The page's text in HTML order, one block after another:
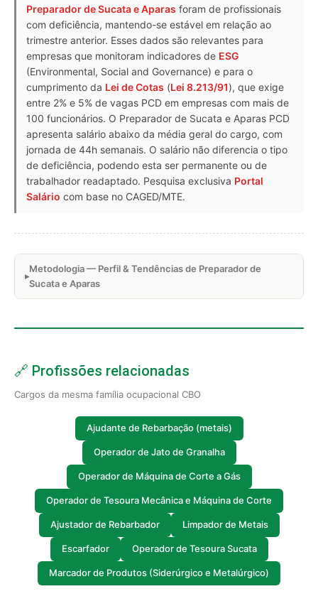
Preparador de Sucata e Aparas foram de profissionais
com deficiência, mantendo-se estável em relação ao
trimestre anterior. Esses dados são relevantes para
empresas que monitoram indicadores de ESG
(Environmental, Social and Governance) e para o
cumprimento da Lei de Cotas (Lei 8.213/91), que exige
entre 2% e 5% de vagas PCD em empresas com mais de
100 funcionários. O Preparador de Sucata e Aparas PCD
apresenta salário abaixo da média geral do cargo, com
jornada de 44h semanais. O salário não diferencia o tipo
de deficiência, podendo esta ser permanente ou de
trabalhador readaptado. Pesquisa exclusiva Portal
Salário com base no CAGED/MTE.
Metodologia — Perfil & Tendências de Preparador de
Sucata e Aparas
🔗 Profissões relacionadas
Cargos da mesma família ocupacional CBO
Ajudante de Rebarbação (metais)
Operador de Jato de Granalha
Operador de Máquina de Corte a Gás
Operador de Tesoura Mecânica e Máquina de Corte
Ajustador de Rebarbador Limpador de Metais
Escarfador Operador de Tesoura Sucata
Marcador de Produtos (Siderúrgico e Metalúrgico)